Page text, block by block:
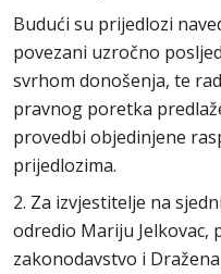
Budući su prijedlozi
povezani uzročno
svrhom donošenja, te
pravnog poretka
provedbi objedinjene
prijedlozima.
2. Za izvjestitelje na
odredio Mariju Jelkovac,
zakonodavstvo i